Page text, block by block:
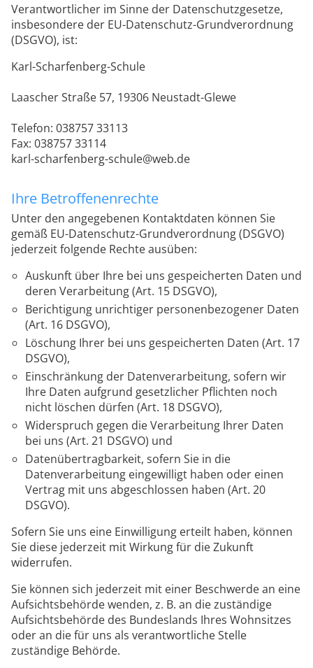
Verantwortlicher im Sinne der Datenschutzgesetze,
insbesondere der EU-Datenschutz-Grundverordnung
(DSGVO), ist:
Karl-Scharfenberg-Schule
Laascher Straße 57, 19306 Neustadt-Glewe
Telefon: 038757 33113
Fax: 038757 33114
karl-scharfenberg-schule@web.de
Ihre Betroffenenrechte
Unter den angegebenen Kontaktdaten können Sie
gemäß EU-Datenschutz-Grundverordnung (DSGVO)
jederzeit folgende Rechte ausüben:
Auskunft über Ihre bei uns gespeicherten Daten und
deren Verarbeitung (Art. 15 DSGVO),
Berichtigung unrichtiger personenbezogener Daten
(Art. 16 DSGVO),
Löschung Ihrer bei uns gespeicherten Daten (Art. 17
DSGVO),
Einschränkung der Datenverarbeitung, sofern wir
Ihre Daten aufgrund gesetzlicher Pflichten noch
nicht löschen dürfen (Art. 18 DSGVO),
Widerspruch gegen die Verarbeitung Ihrer Daten
bei uns (Art. 21 DSGVO) und
Datenübertragbarkeit, sofern Sie in die
Datenverarbeitung eingewilligt haben oder einen
Vertrag mit uns abgeschlossen haben (Art. 20
DSGVO).
Sofern Sie uns eine Einwilligung erteilt haben, können
Sie diese jederzeit mit Wirkung für die Zukunft
widerrufen.
Sie können sich jederzeit mit einer Beschwerde an eine
Aufsichtsbehörde wenden, z. B. an die zuständige
Aufsichtsbehörde des Bundeslands Ihres Wohnsitzes
oder an die für uns als verantwortliche Stelle
zuständige Behörde.